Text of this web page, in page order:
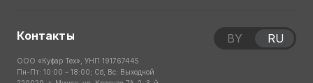
Контакты
ООО «Куфар Тех», УНП 191767445
Пн-Пт: 10:00 – 18:00; Сб, Вс: Выходной
BY RU